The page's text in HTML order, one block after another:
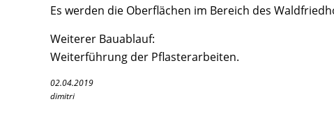
Es werden die Oberflächen im Bereich des
Weiterer Bauablauf:
Weiterführung der Pflasterarbeiten.
02.04.2019
dimitri